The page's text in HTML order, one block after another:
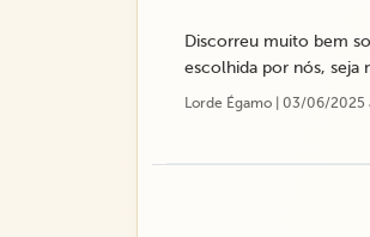
Discorreu muito bem
escolhida por nós, seja
Lorde Égamo | 03/06/2025